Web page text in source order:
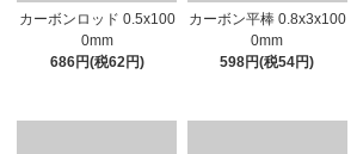
カーボンロッド 0.5x100
0mm
686円(税62円)
カーボン平棒 0.8x3x100
0mm
598円(税54円)